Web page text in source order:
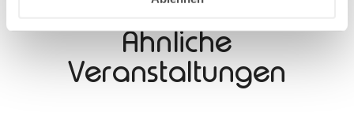
Ähnliche
Veranstaltungen